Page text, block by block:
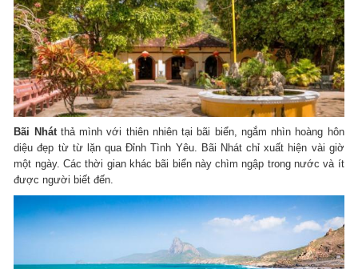
Bãi Nhát thả mình với thiên nhiên tại bãi biển, ngắm nhìn hoàng hôn
diệu đẹp từ từ lặn qua Đỉnh Tình Yêu. Bãi Nhát chỉ xuất hiện vài giờ
một ngày. Các thời gian khác bãi biển này chìm ngập trong nước và ít
được người biết đến.